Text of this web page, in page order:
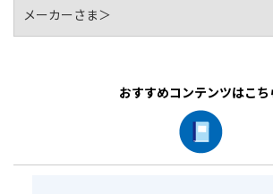
メーカーさま＞
おすすめコンテンツはこち